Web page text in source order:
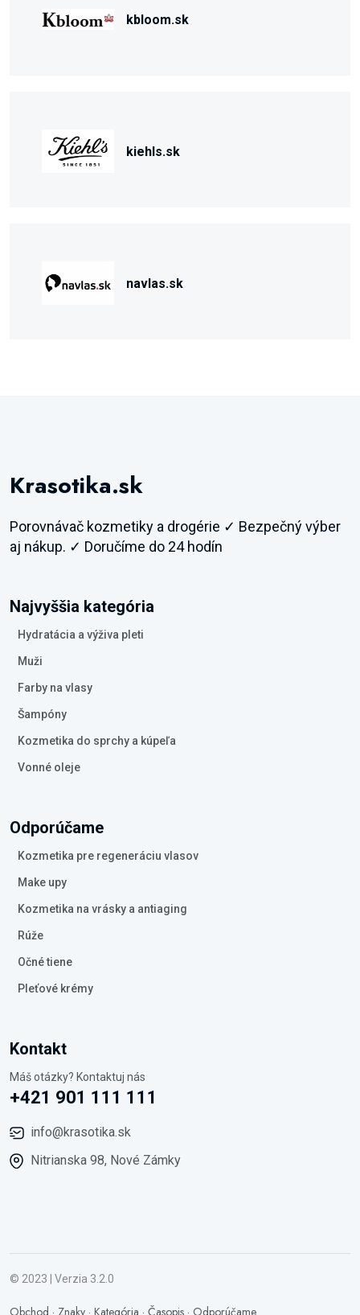
kbloom.sk
kiehls.sk
navlas.sk
Krasotika.sk
Porovnávač kozmetiky a drogérie ✓ Bezpečný výber
aj nákup. ✓ Doručíme do 24 hodín
Najvyššia kategória
Hydratácia a výživa pleti
Muži
Farby na vlasy
Šampóny
Kozmetika do sprchy a kúpeľa
Vonné oleje
Odporúčame
Kozmetika pre regeneráciu vlasov
Make upy
Kozmetika na vrásky a antiaging
Rúže
Očné tiene
Pleťové krémy
Kontakt
Máš otázky? Kontaktuj nás
+421 901 111 111
info@krasotika.sk
Nitrianska 98, Nové Zámky
© 2023 | Verzia 3.2.0
Obchod · Znaky · Kategória · Časopis · Odporúčame